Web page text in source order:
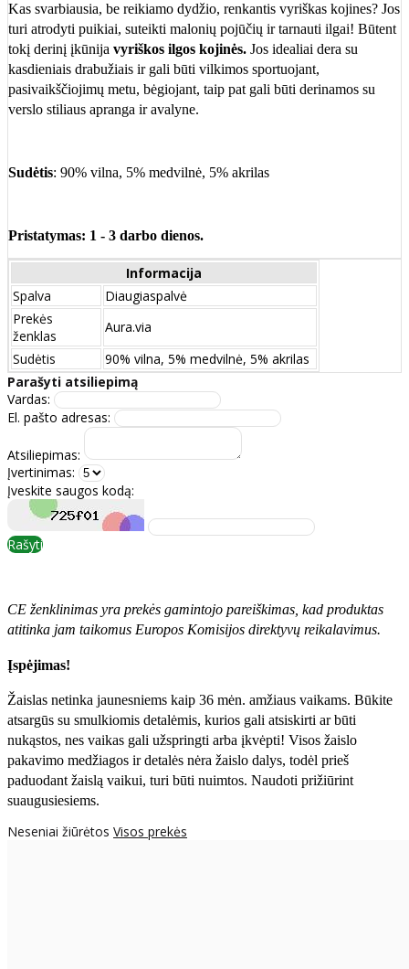
Kas svarbiausia, be reikiamo dydžio, renkantis vyriškas kojines? Jos
turi atrodyti puikiai, suteikti malonių pojūčių ir tarnauti ilgai! Būtent
tokį derinį įkūnija vyriškos ilgos kojinės. Jos idealiai dera su
kasdieniais drabužiais ir gali būti vilkimos sportuojant,
pasivaikščiojimų metu, bėgiojant, taip pat gali būti derinamos su
verslo stiliaus apranga ir avalyne.
Sudėtis: 90% vilna, 5% medvilnė, 5% akrilas
Pristatymas: 1 - 3 darbo dienos.
Informacija
Spalva
Diaugiaspalvė
Prekės
ženklas
Aura.via
Sudėtis
90% vilna, 5% medvilnė, 5% akrilas
Parašyti atsiliepimą
Vardas:
El. pašto adresas:
Atsiliepimas:
Įvertinimas:
Įveskite saugos kodą:
Rašyti
CE ženklinimas yra prekės gamintojo pareiškimas, kad produktas
atitinka jam taikomus Europos Komisijos direktyvų reikalavimus.
Įspėjimas!
Žaislas netinka jaunesniems kaip 36 mėn. amžiaus vaikams. Būkite
atsargūs su smulkiomis detalėmis, kurios gali atsiskirti ar būti
nukąstos, nes vaikas gali užspringti arba įkvėpti! Visos žaislо
pakavimo medžiagos ir detalės nėra žaislo dalys, todėl prieš
paduodant žaislą vaikui, turi būti nuimtos. Naudoti prižiūrint
suaugusiesiems.
Neseniai žiūrėtos Visos prekės